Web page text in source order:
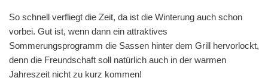
So schnell verfliegt die Zeit, da ist die Winterung auch schon
vorbei. Gut ist, wenn dann ein attraktives
Sommerungsprogramm die Sassen hinter dem Grill hervorlockt,
denn die Freundschaft soll natürlich auch in der warmen
Jahreszeit nicht zu kurz kommen!